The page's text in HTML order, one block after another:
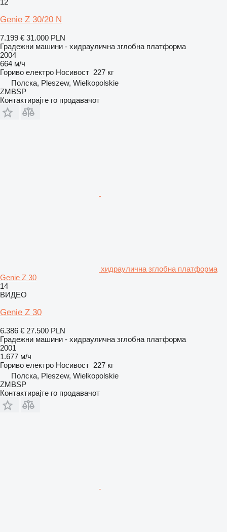
Genie Z 30/20 N
7.199 € 31.000 PLN
Градежни машини - хидраулична зглобна платформа
2004
664 м/ч
Гориво електро Носивост 227 кг
Полска, Pleszew, Wielkopolskie
ZMBSP
Контактирајте го продавачот
хидраулична зглобна платформа
Genie Z 30
14
ВИДЕО
Genie Z 30
6.386 € 27.500 PLN
Градежни машини - хидраулична зглобна платформа
2001
1.677 м/ч
Гориво електро Носивост 227 кг
Полска, Pleszew, Wielkopolskie
ZMBSP
Контактирајте го продавачот